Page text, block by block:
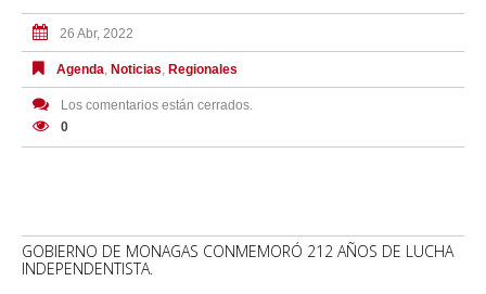
26 Abr, 2022
Agenda, Noticias, Regionales
Los comentarios están cerrados.
0
GOBIERNO DE MONAGAS CONMEMORÓ 212 AÑOS DE LUCHA
INDEPENDENTISTA.